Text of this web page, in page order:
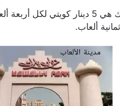
إن أسعار ألعاب حولي مبارك هي 5